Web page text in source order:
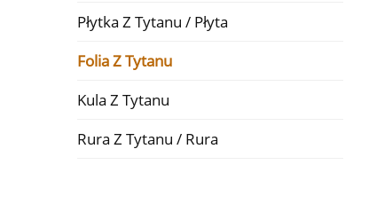
Płytka Z Tytanu / Płyta
Folia Z Tytanu
Kula Z Tytanu
Rura Z Tytanu / Rura